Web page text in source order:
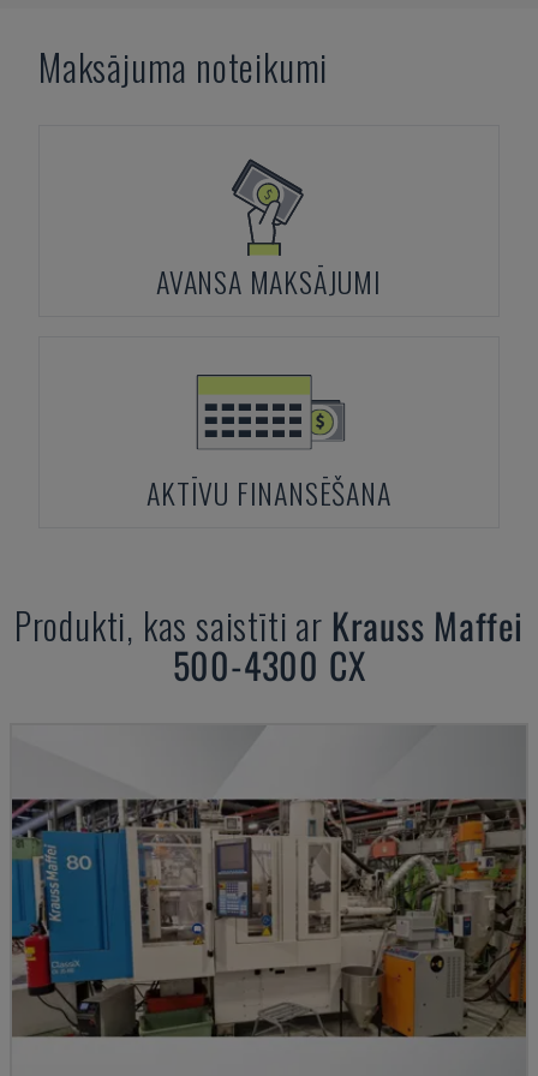
Maksājuma noteikumi
AVANSA MAKSĀJUMI
AKTĪVU FINANSĒŠANA
Produkti, kas saistīti ar Krauss Maffei
500-4300 CX